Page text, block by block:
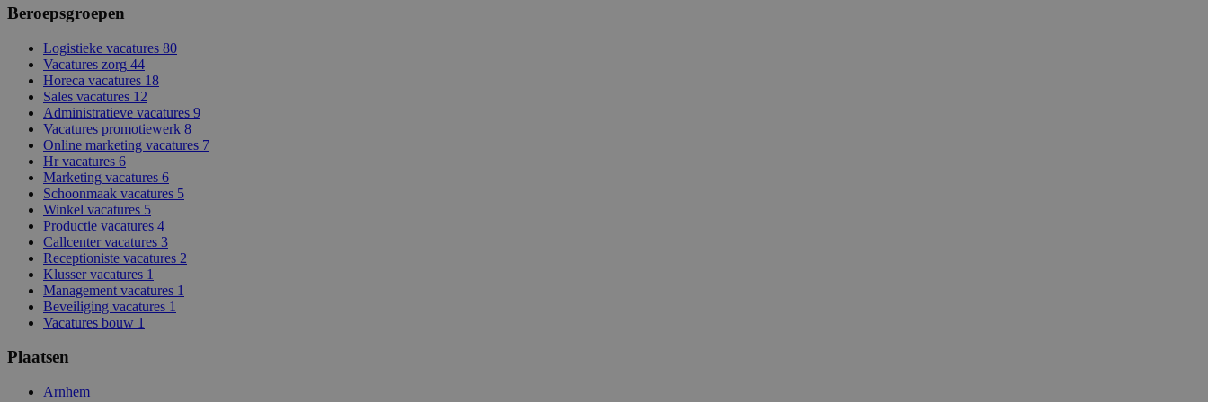
Beroepsgroepen
Logistieke vacatures 80
Vacatures zorg 44
Horeca vacatures 18
Sales vacatures 12
Administratieve vacatures 9
Vacatures promotiewerk 8
Online marketing vacatures 7
Hr vacatures 6
Marketing vacatures 6
Schoonmaak vacatures 5
Winkel vacatures 5
Productie vacatures 4
Callcenter vacatures 3
Receptioniste vacatures 2
Klusser vacatures 1
Management vacatures 1
Beveiliging vacatures 1
Vacatures bouw 1
Plaatsen
Arnhem